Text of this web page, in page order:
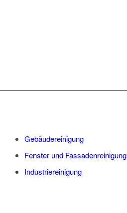
Gebäudereinigung
Fenster und Fassadenreinigung
Industriereinigung